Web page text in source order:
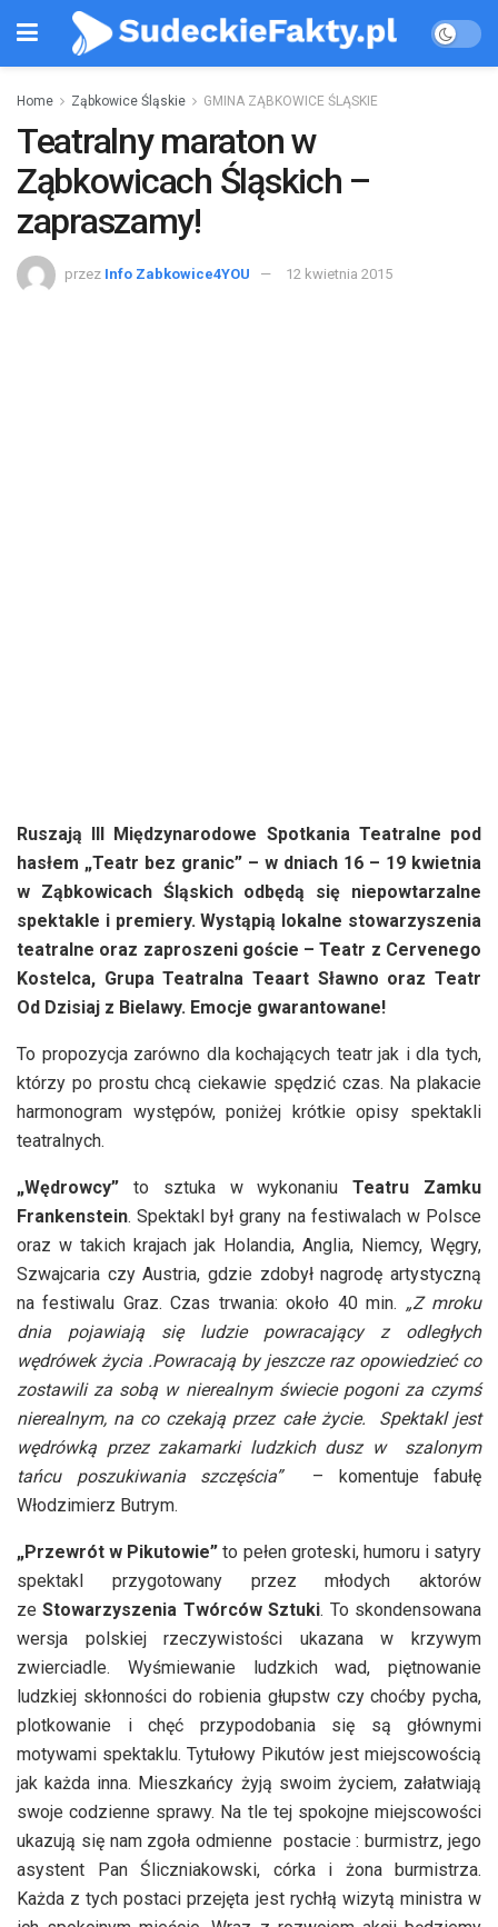
Home Ząbkowice Śląskie GMINA ZĄBKOWICE ŚLĄSKIE
Teatralny maraton w
Ząbkowicach Śląskich –
zapraszamy!
przez Info Zabkowice4YOU 12 kwietnia 2015
Ruszają III Międzynarodowe Spotkania Teatralne pod
hasłem „Teatr bez granic” – w dniach 16 – 19 kwietnia
w Ząbkowicach Śląskich odbędą się niepowtarzalne
spektakle i premiery. Wystąpią lokalne stowarzyszenia
teatralne oraz zaproszeni goście – Teatr z Cervenego
Kostelca, Grupa Teatralna Teaart Sławno oraz Teatr
Od Dzisiaj z Bielawy. Emocje gwarantowane!
To propozycja zarówno dla kochających teatr jak i dla tych,
którzy po prostu chcą ciekawie spędzić czas. Na plakacie
harmonogram występów, poniżej krótkie opisy spektakli
teatralnych.
„Wędrowcy” to sztuka w wykonaniuTeatru Zamku
Frankenstein. Spektakl był grany na festiwalach w Polsce
oraz w takich krajach jak Holandia, Anglia, Niemcy, Węgry,
Szwajcaria czy Austria, gdzie zdobył nagrodę artystyczną
na festiwalu Graz. Czas trwania: około 40 min. „Z mroku
dnia pojawiają się ludzie powracający z odległych
wędrówek życia .Powracają by jeszcze raz opowiedzieć co
zostawili za sobą w nierealnym świecie pogoni za czymś
nierealnym, na co czekają przez całe życie. Spektakl jest
wędrówką przez zakamarki ludzkich dusz w szalonym
tańcu poszukiwania szczęścia”
– komentuje fabułę
Włodzimierz Butrym.
„Przewrót w Pikutowie” to pełen groteski, humoru i satyry
spektakl przygotowany przez młodych aktorów
zeStowarzyszenia Twórców Sztuki. To skondensowana
wersja polskiej rzeczywistości ukazana w krzywym
zwierciadle. Wyśmiewanie ludzkich wad, piętnowanie
ludzkiej skłonności do robienia głupstw czy choćby pycha,
plotkowanie i chęć przypodobania się są głównymi
motywami spektaklu. Tytułowy Pikutów jest miejscowością
jak każda inna. Mieszkańcy żyją swoim życiem, załatwiają
swoje codzienne sprawy. Na tle tej spokojne miejscowości
ukazują się nam zgoła odmienne postacie : burmistrz, jego
asystent Pan Śliczniakowski, córka i żona burmistrza.
Każda z tych postaci przejęta jest rychłą wizytą ministra w